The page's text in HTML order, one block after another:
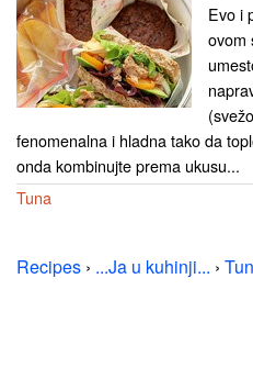
Evo i
ovom
fenomenalna i hladna tako da
onda kombinujte prema ukusu...
Tuna
Recipes › ...Ja u kuhinji... ›